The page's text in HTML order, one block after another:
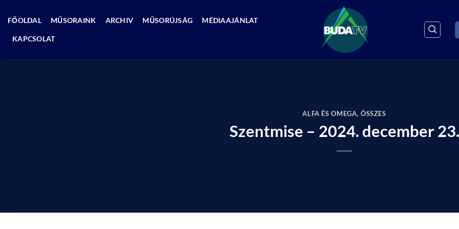
FŐOLDAL MŰSORAINK ARCHIV MŰSORÚJSÁG MÉDIAAJÁNLAT
KAPCSOLAT
ALFA ÉS OMEGA, ÖSSZES
Szentmise – 2024. december 23.